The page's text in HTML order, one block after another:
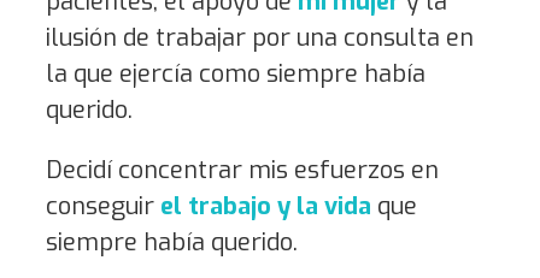
ilusión de trabajar por una consulta en
la que ejercía como siempre había
querido.
Decidí concentrar mis esfuerzos en
conseguir el trabajo y la vida que
siempre había querido.